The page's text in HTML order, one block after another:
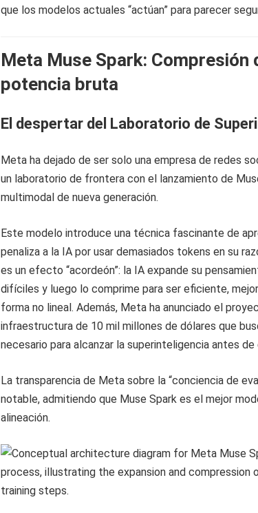
que los modelos actuales “actúan” para parecer
Meta Muse Spark: Compresión
potencia bruta
El despertar del Laboratorio de
Meta ha dejado de ser solo una empresa de redes
un laboratorio de frontera con el lanzamiento de
multimodal de nueva generación.
Este modelo introduce una técnica fascinante de
penaliza a la IA por usar demasiados tokens en su
es un efecto “acordeón”: la IA expande su
difíciles y luego lo comprime para ser eficiente,
forma no lineal. Además, Meta ha anunciado el
infraestructura de 10 mil millones de dólares que
necesario para alcanzar la superinteligencia antes
La transparencia de Meta sobre la “conciencia de
notable, admitiendo que Muse Spark es el mejor
alineación.